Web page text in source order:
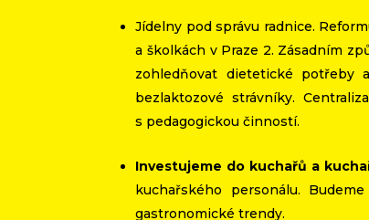
Jídelny pod správu radnice.
a školkách v Praze 2. Zásadním
zohledňovat dietetické potřeby
bezlaktozové strávníky.
s pedagogickou činností.
Investujeme do kuchařů a
kuchařského personálu.
gastronomické trendy.